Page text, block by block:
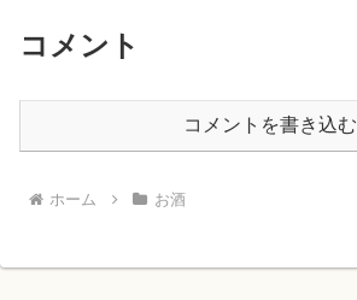
コメント
コメントを書き込む
ホーム お酒